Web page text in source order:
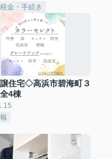
金・手続き
住宅◇高浜市碧海町３
4棟